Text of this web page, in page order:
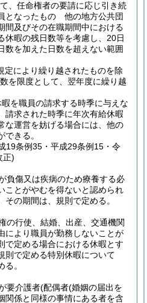
、任命権者の要請に応じ引き続
となったもの 他の地方公共団
間及びその在職期間中における
休暇の残日数等を考慮し、20日
数を加えた日数を超えない範囲
定により繰り越されたものを除
を限度として、翌年度に繰り越
を職員の請求する時季に与えな
請求された時季に年次有給休暇
な運営を妨げる場合には、他の
きる。
19条例35・平成29条例15・令
正)
負傷又は疾病のため療養する必
ことがやむを得ないと認められ
の期間は、規則で定める。
の行使、結婚、出産、交通機関
により職員が勤務しないことが
で定める場合における休暇とす
則で定める特別休暇について
。
要介護者(配偶者(婚姻の届出を
関係と同様の事情にある者を含